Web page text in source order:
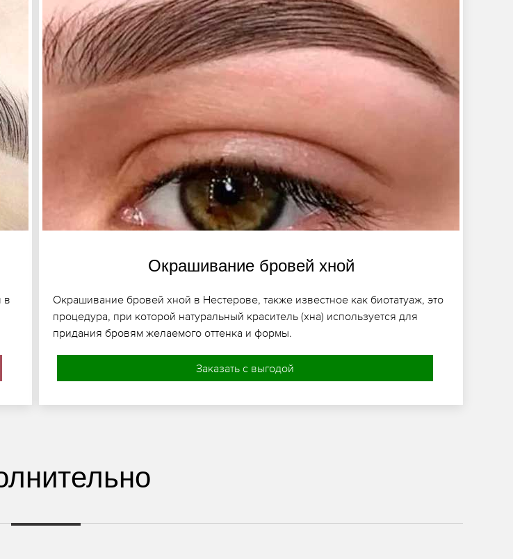
в
Окрашивание бровей хной
Окрашивание бровей хной в Нестерове, также известное как биотатуаж, это
процедура, при которой натуральный краситель (хна) используется для
придания бровям желаемого оттенка и формы.
Заказать с выгодой